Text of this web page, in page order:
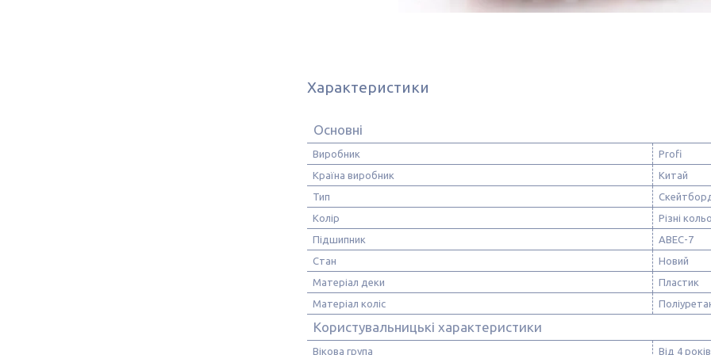
Характеристики
Основні
Виробник
Profi
Країна виробник
Китай
Тип
Колір
Різні
Підшипник
ABEC-7
Стан
Новий
Матеріал деки
Пластик
Матеріал коліс
Користувальницькі характеристики
Вікова група Від 4 років